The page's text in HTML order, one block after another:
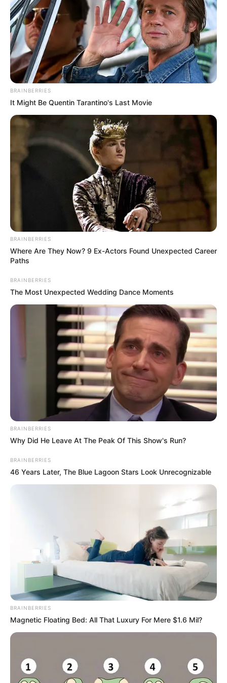
BRAINBERRIES
It Might Be Quentin Tarantino's Last Movie
BRAINBERRIES
Where Are They Now? 9 Ex-Actors Found Unexpected Career
Paths
BRAINBERRIES
The Most Unexpected Wedding Dance Moments
BRAINBERRIES
Why Did He Leave At The Peak Of This Show's Run?
BRAINBERRIES
46 Years Later, The Blue Lagoon Stars Look Unrecognizable
BRAINBERRIES
Magnetic Floating Bed: All That Luxury For Mere $1.6 Mil?